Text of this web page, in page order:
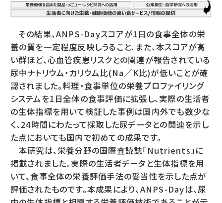
その結果、ANPS-Dayスコアが1日の食事全体の栄
養の質を一定程度反映しうること、また、本スコアが高
い群ほど、心血管疾患リスクとの関連が報告されている
尿中ナトリウム・カリウム比(Na／K比)が低いことが確
認されました。料理・食事単位の栄養プロファイリング
システムを1日全体の食事評価に拡張し、実際の生活者
の生体指標を用いて検証した事例は国内外でも数少な
く、24時間にわたって採取した尿データとの関連を示し
た点においても国内で初めての成果です。
本研究は、栄養分野の国際査読誌「Nutrients」に
掲載されました。実際の生活者データと生体指標を用
いて、食事全体の栄養評価手法の妥当性を示した点が
評価されたものです。本成果により、ANPS-Dayは、尿